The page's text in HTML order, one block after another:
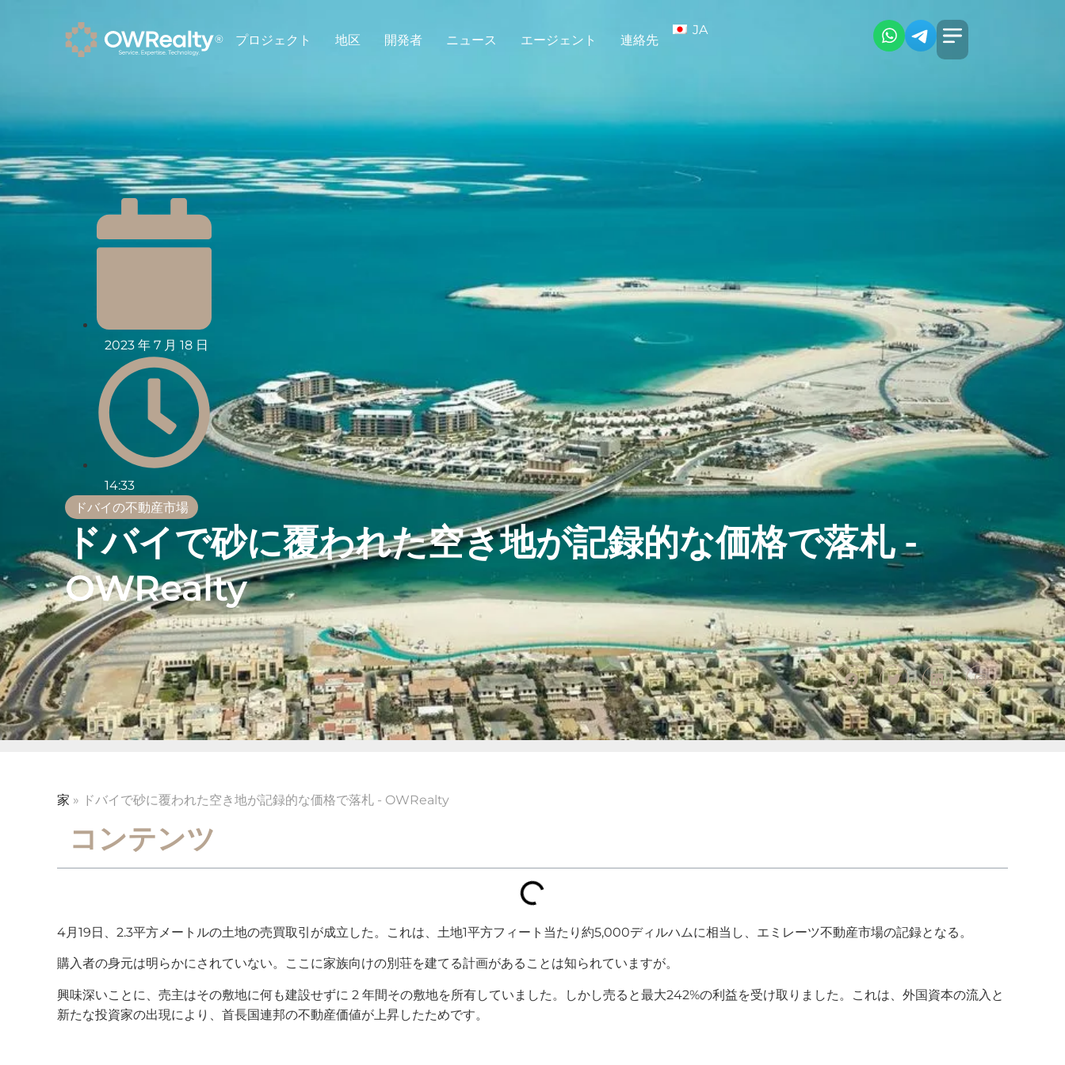
プロジェクト 地区 開発者 ニュース エージェント 連絡先
JA
2023 年 7 月 18 日
14:33
ドバイの不動産市場
ドバイで砂に覆われた空き地が記録的な価格で落札 -
OWRealty
家 » ドバイで砂に覆われた空き地が記録的な価格で落札 - OWRealty
コンテンツ
4月19日、2.3平方メートルの土地の売買取引が成立した。これは、土地1平方フィート当たり約5,000ディルハムに相当し、エミレーツ不動産市場の記録となる。
購入者の身元は明らかにされていない。ここに家族向けの別荘を建てる計画があることは知られていますが。
興味深いことに、売主はその敷地に何も建設せずに 2 年間その敷地を所有していました。しかし売ると最大242%の利益を受け取りました。これは、外国資本の流入と
新たな投資家の出現により、首長国連邦の不動産価値が上昇したためです。